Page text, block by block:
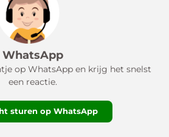
WhatsApp
op WhatsApp en krijg het snelst
een reactie.
sturen op WhatsApp